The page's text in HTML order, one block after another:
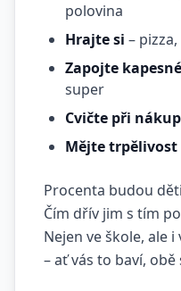
polovina
Hrajte si –
Zapojte kapesné
super
Cvičte při
Mějte trpělivost
Procenta budou
Čím dřív jim s tím
Nejen ve škole, ale
– ať vás to baví, obě